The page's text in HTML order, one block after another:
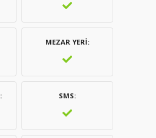
MEZAR YERI
SMS